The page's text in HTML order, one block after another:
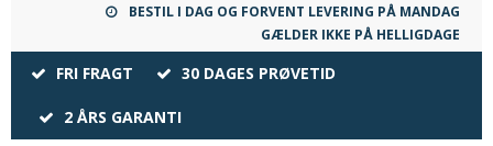
BESTIL I DAG OG FORVENT LEVERING PÅ MANDAG
GÆLDER IKKE PÅ HELLIGDAGE
FRI FRAGT 30 DAGES PRØVETID
2 ÅRS GARANTI